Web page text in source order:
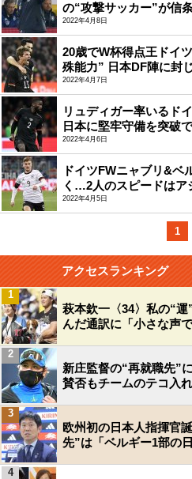
の“攻撃サッカー”が信
2022年4月8日
20歳でW杯得点王ドイ
殊能力” 日本DF陣に封
2022年4月7日
リュディガー率いるド
日本に堅牢守備を突破
2022年4月6日
ドイツFWニャブリ&ベ
く…2人のスピードはア
2022年4月5日
1
アクセスランキング
萩本欽一〈34〉私の“
んだ通訳に「小さな声
1
新庄監督の“再就職先”
賛否もチームのテコ入
2
欧州初の日本人指揮官
先”は「ベルギー1部の
3
4